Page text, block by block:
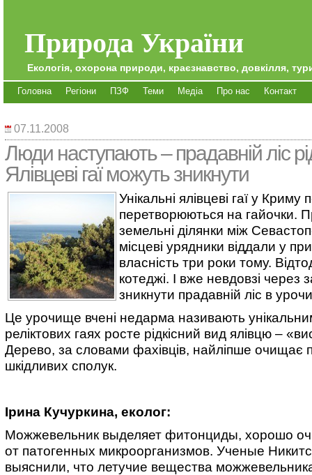
Природа України
Екологія, охорона природи, краєзнавство, довкілля,
Головна Регіони ПЗФ Теми Медіа Про нас Контакт
07.11.2008
Люди наступають – прадавній ліс
Ялівцеві гаї можуть зникнути
Унікальні ялівцеві гаї у Криму
перетворюються на гайочки.
земельні ділянки між
місцеві урядники віддали у
власність три роки тому.
котеджі. І вже невдовзі через
зникнути прадавній ліс в
Це урочище вчені недарма називають
реліктових гаях росте рідкісний вид ялівцю –
Дерево, за словами фахівців, найліпше очищає
шкідливих сполук.
Ірина Кучуркина, еколог:
Можжевельник выделяет фитонциды, хорошо
от патогенных микроорганизмов. Ученые
выяснили, что летучие вещества